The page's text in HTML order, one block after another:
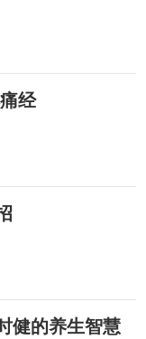
经
健的养生智慧